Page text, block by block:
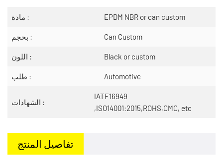
مادة : EPDM NBR or can custom
بحجم : Can Custom
اللون : Black or custom
طلب : Automotive
الشهادات :
IATF16949
,ISO14001:2015,ROHS,CMC, etc
تفاصيل المنتج